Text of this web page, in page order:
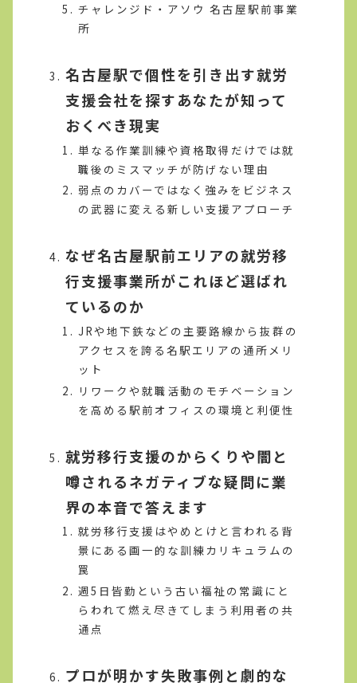
チャレンジド・アソウ 名古屋駅前事業
所
名古屋駅で個性を引き出す就労
支援会社を探すあなたが知って
おくべき現実
単なる作業訓練や資格取得だけでは就
職後のミスマッチが防げない理由
弱点のカバーではなく強みをビジネス
の武器に変える新しい支援アプローチ
なぜ名古屋駅前エリアの就労移
行支援事業所がこれほど選ばれ
ているのか
JRや地下鉄などの主要路線から抜群の
アクセスを誇る名駅エリアの通所メリ
ット
リワークや就職活動のモチベーション
を高める駅前オフィスの環境と利便性
就労移行支援のからくりや闇と
噂されるネガティブな疑問に業
界の本音で答えます
就労移行支援はやめとけと言われる背
景にある画一的な訓練カリキュラムの
罠
週5日皆勤という古い福祉の常識にと
らわれて燃え尽きてしまう利用者の共
通点
プロが明かす失敗事例と劇的な